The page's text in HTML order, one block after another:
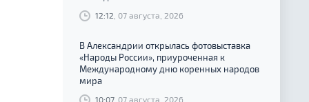
12:12 , 07 августа, 2026
В Александрии открылась фотовыставка
«Народы России», приуроченная к
Международному дню коренных народов
мира
10:07, 07 августа, 2026